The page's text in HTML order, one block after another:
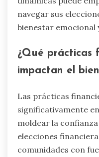
navegar sus
bienestar emocional
¿Qué prácticas
impactan el
Las prácticas
significativamente
moldear la
elecciones
comunidades con